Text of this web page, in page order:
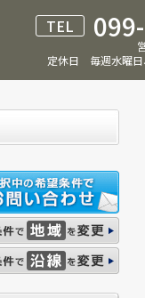
TEL
定休日 毎週水曜日